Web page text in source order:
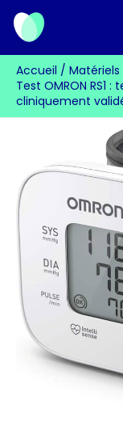
Aller
contenu
Accueil
Test OMRON RS1
cliniquement